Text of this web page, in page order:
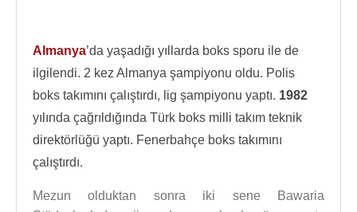
Almanya’da yaşadığı yıllarda boks sporu ile de
ilgilendi. 2 kez Almanya şampiyonu oldu. Polis
boks takımını çalıştırdı, lig şampiyonu yaptı. 1982
yılında çağrıldığında Türk boks milli takım teknik
direktörlüğü yaptı. Fenerbahçe boks takımını
çalıştırdı.
Mezun olduktan sonra iki sene Bawaria